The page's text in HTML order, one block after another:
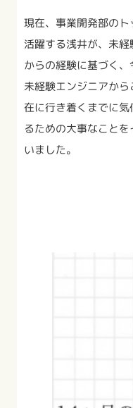
現在、事業開発部の
活躍する浅井が、未
からの経験に基づく、
未経験エンジニアか
在に行き着くまでに
るための大事なこと
いました。